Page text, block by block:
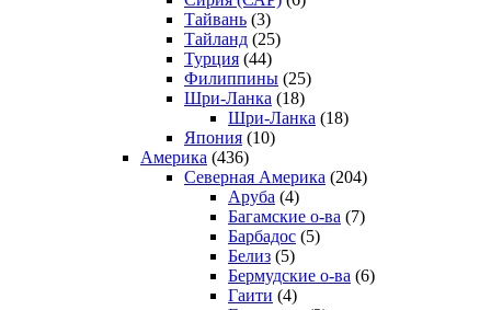
Тайвань (3)
Тайланд (25)
Турция (44)
Филиппины (25)
Шри-Ланка (18)
Шри-Ланка (18)
Япония (10)
Америка (436)
Северная Америка (204)
Аруба (4)
Багамские о-ва (7)
Барбадос (5)
Белиз (5)
Бермудские о-ва (6)
Гаити (4)